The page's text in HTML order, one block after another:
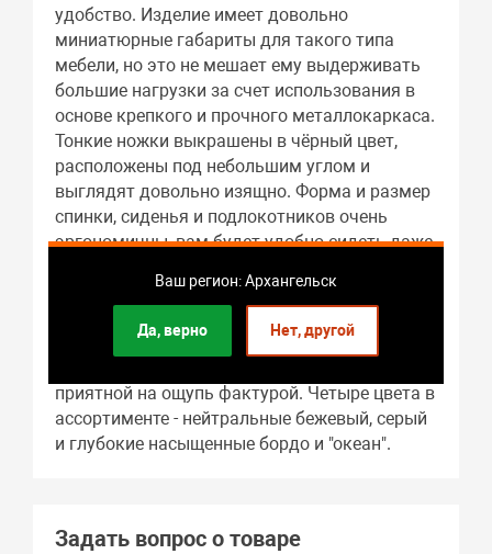
Ваш регион: Архангельск
Да, верно Нет, другой
удобство. Изделие имеет довольно
миниатюрные габариты для такого типа
мебели, но это не мешает ему выдерживать
большие нагрузки за счет использования в
основе крепкого и прочного металлокаркаса.
Тонкие ножки выкрашены в чёрный цвет,
расположены под небольшим углом и
выглядят довольно изящно. Форма и размер
спинки, сиденья и подлокотников очень
эргономичны, вам будет удобно сидеть даже
оригинальной вертикальной прострочкой -
Для обивки мы выбрали качественный
приятной на ощупь фактурой. Четыре цвета в
ассортименте - нейтральные бежевый, серый
и глубокие насыщенные бордо и "океан".
Задать вопрос о товаре